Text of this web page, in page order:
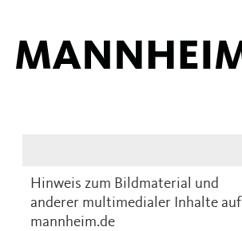
Hinweis zum Bildmaterial und
anderer multimedialer Inhalte auf
mannheim.de